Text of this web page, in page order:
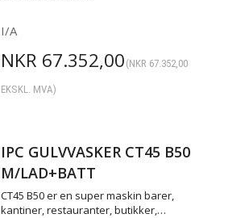
I/A
NKR 67.352,00 (NKR 67.352,00
EKSKL. MVA)
IPC GULVVASKER CT45 B50
M/LAD+BATT
CT45 B50 er en super maskin barer,
kantiner, restauranter, butikker,…